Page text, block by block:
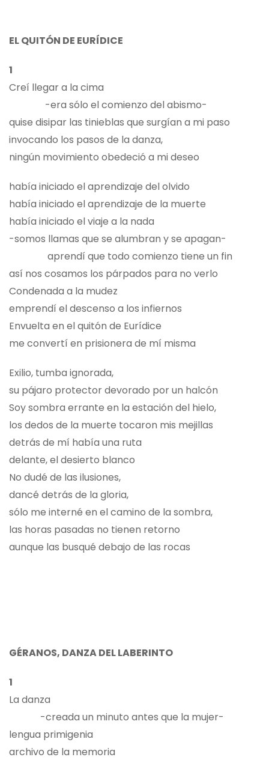
EL QUITÓN DE EURÍDICE
1
Creí llegar a la cima
-era sólo el comienzo del abismo-
quise disipar las tinieblas que surgían a mi paso
invocando los pasos de la danza,
ningún movimiento obedeció a mi deseo
había iniciado el aprendizaje del olvido
había iniciado el aprendizaje de la muerte
había iniciado el viaje a la nada
-somos llamas que se alumbran y se apagan-
aprendí que todo comienzo tiene un fin
así nos cosamos los párpados para no verlo
Condenada a la mudez
emprendí el descenso a los infiernos
Envuelta en el quitón de Eurídice
me convertí en prisionera de mí misma
Exilio, tumba ignorada,
su pájaro protector devorado por un halcón
Soy sombra errante en la estación del hielo,
los dedos de la muerte tocaron mis mejillas
detrás de mí había una ruta
delante, el desierto blanco
No dudé de las ilusiones,
dancé detrás de la gloria,
sólo me interné en el camino de la sombra,
las horas pasadas no tienen retorno
aunque las busqué debajo de las rocas
GÉRANOS, DANZA DEL LABERINTO
1
La danza
-creada un minuto antes que la mujer-
lengua primigenia
archivo de la memoria